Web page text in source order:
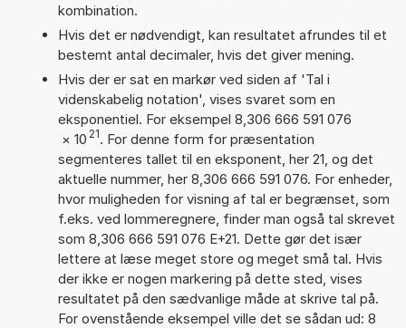
kombination.
Hvis det er nødvendigt, kan resultatet afrundes til et
bestemt antal decimaler, hvis det giver mening.
Hvis der er sat en markør ved siden af 'Tal i
videnskabelig notation', vises svaret som en
eksponentiel. For eksempel 8,306 666 591 076
× 10 21. For denne form for præsentation
segmenteres tallet til en eksponent, her 21, og det
aktuelle nummer, her 8,306 666 591 076. For enheder,
hvor muligheden for visning af tal er begrænset, som
f.eks. ved lommeregnere, finder man også tal skrevet
som 8,306 666 591 076 E+21. Dette gør det især
lettere at læse meget store og meget små tal. Hvis
der ikke er nogen markering på dette sted, vises
resultatet på den sædvanlige måde at skrive tal på.
For ovenstående eksempel ville det se sådan ud: 8